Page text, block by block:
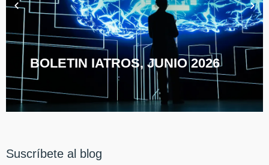
BOLETIN IATROS, JUNIO 2026
Suscríbete al blog